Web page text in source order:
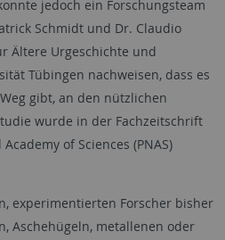
jedoch ein Forschungsteam
Schmidt und Dr. Claudio
Ältere Urgeschichte und
Tübingen nachweisen, dass es
gibt, an den nützlichen
wurde in der Fachzeitschrift
of Sciences (PNAS)
experimentierten Forscher bisher
Aschehügeln, metallenen oder